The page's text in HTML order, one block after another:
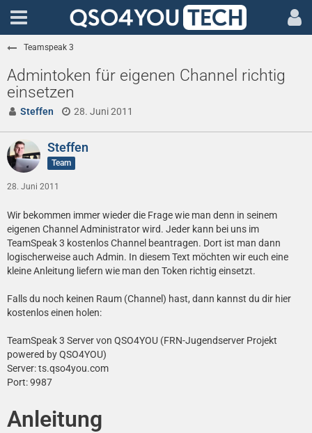
Teamspeak 3
Admintoken für eigenen Channel richtig
einsetzen
Steffen 28. Juni 2011
Steffen
Team
28. Juni 2011
Wir bekommen immer wieder die Frage wie man denn in seinem
eigenen Channel Administrator wird. Jeder kann bei uns im
TeamSpeak 3 kostenlos Channel beantragen. Dort ist man dann
logischerweise auch Admin. In diesem Text möchten wir euch eine
kleine Anleitung liefern wie man den Token richtig einsetzt.
Falls du noch keinen Raum (Channel) hast, dann kannst du dir hier
kostenlos einen holen:
TeamSpeak 3 Server von QSO4YOU (FRN-Jugendserver Projekt
powered by QSO4YOU)
Server: ts.qso4you.com
Port: 9987
Anleitung